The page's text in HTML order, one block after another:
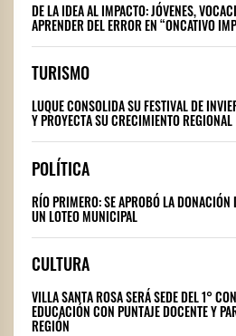
DE LA IDEA AL IMPACTO: JÓVENES,
APRENDER DEL ERROR EN “ONCATIVO
TURISMO
LUQUE CONSOLIDA SU FESTIVAL DE
Y PROYECTA SU CRECIMIENTO REGIONAL
POLÍTICA
RÍO PRIMERO: SE APROBÓ LA DONACIÓN
UN LOTEO MUNICIPAL
CULTURA
VILLA SANTA ROSA SERÁ SEDE DEL 1°
EDUCACIÓN CON PUNTAJE DOCENTE Y
REGIÓN